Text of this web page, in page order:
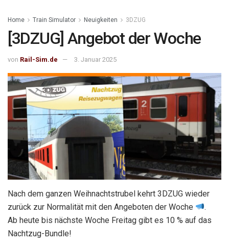
Home Train Simulator Neuigkeiten 3DZUG
[3DZUG] Angebot der Woche
von Rail-Sim.de 3. Januar 2025
Nach dem ganzen Weihnachtstrubel kehrt 3DZUG wieder
zurück zur Normalität mit den Angeboten der Woche
.
Ab heute bis nächste Woche Freitag gibt es 10 % auf das
Nachtzug-Bundle!